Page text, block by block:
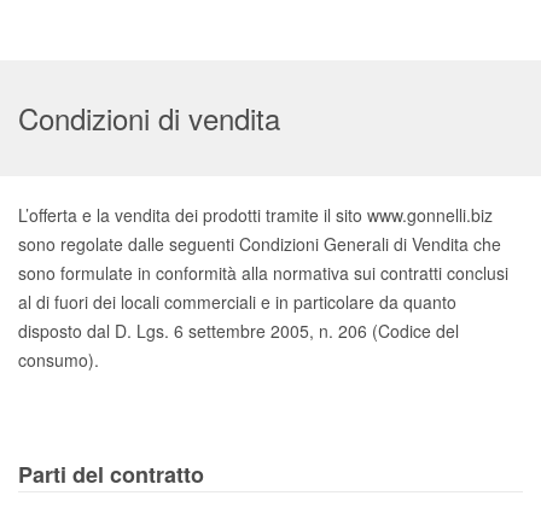
Condizioni di vendita
L’offerta e la vendita dei prodotti tramite il sito www.gonnelli.biz
sono regolate dalle seguenti Condizioni Generali di Vendita che
sono formulate in conformità alla normativa sui contratti conclusi
al di fuori dei locali commerciali e in particolare da quanto
disposto dal D. Lgs. 6 settembre 2005, n. 206 (Codice del
consumo).
Parti del contratto